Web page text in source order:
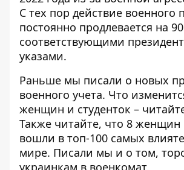
С тех пор действие военного
постоянно продлевается на
соответствующими
указами.
Раньше мы писали о новых
военного учета. Что
женщин и студенток –
Также читайте, что 8 женщин
вошли в топ-100 самых
мире. Писали мы и о том,
украинкам в военкомат.